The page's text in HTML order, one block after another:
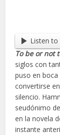
Listen to
To be or not
siglos con
puso en
convertirse
silencio.
seudónimo
en la novela
instante